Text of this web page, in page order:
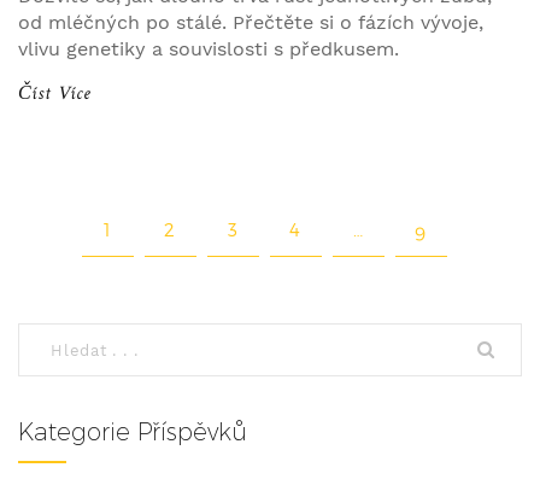
od mléčných po stálé. Přečtěte si o fázích vývoje,
vlivu genetiky a souvislosti s předkusem.
Číst Více
1 2 3 4 9
Kategorie Příspěvků